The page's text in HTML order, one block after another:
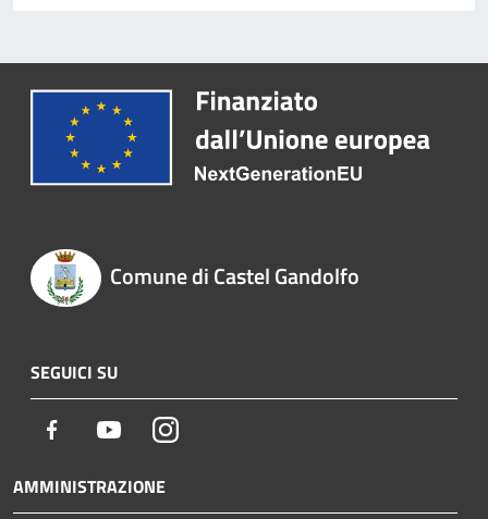
Comune di Castel Gandolfo
SEGUICI SU
Facebook YoutubeInstagram
AMMINISTRAZIONE